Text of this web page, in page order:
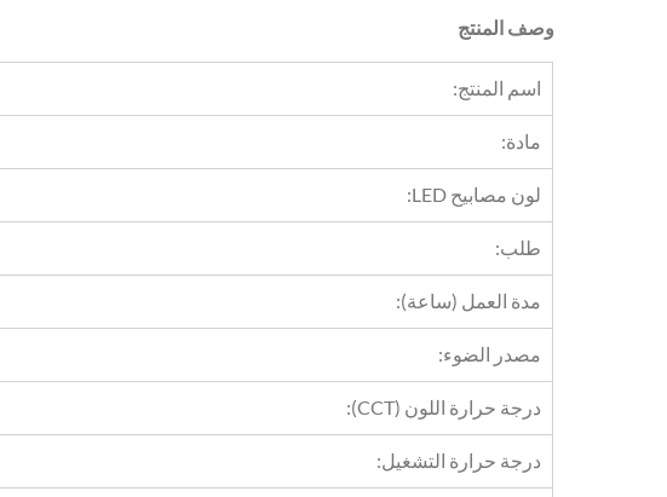
وصف المنتج
اسم المنتج:
مادة:
لون مصابيح LED:
طلب:
مدة العمل (ساعة):
مصدر الضوء:
درجة حرارة اللون (CCT):
درجة حرارة التشغيل: